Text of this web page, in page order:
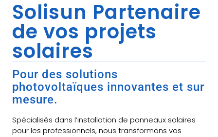
Solisun Partenaire
de vos projets
solaires
Pour des solutions
photovoltaïques innovantes et sur
mesure.
Spécialisés dans l’installation de panneaux solaires
pour les professionnels, nous transformons vos